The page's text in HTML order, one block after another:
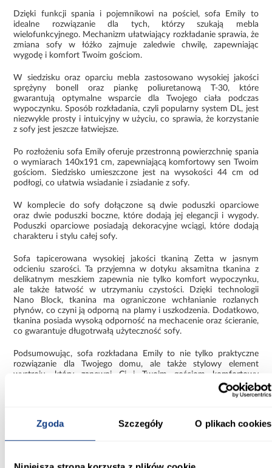
Zgoda Szczegóły O plikach cookies
Dzięki funkcji spania i pojemnikowi na pościel, sofa Emily to
idealne rozwiązanie dla tych, którzy szukają mebla
wielofunkcyjnego. Mechanizm ułatwiający rozkładanie sprawia, że
zmiana sofy w łóżko zajmuje zaledwie chwilę, zapewniając
wygodę i komfort Twoim gościom.
W siedzisku oraz oparciu mebla zastosowano wysokiej jakości
sprężyny bonell oraz piankę poliuretanową T-30, które
gwarantują optymalne wsparcie dla Twojego ciała podczas
wypoczynku. Sposób rozkładania, czyli popularny system DL, jest
niezwykle prosty i intuicyjny w użyciu, co sprawia, że korzystanie
z sofy jest jeszcze łatwiejsze.
Po rozłożeniu sofa Emily oferuje przestronną powierzchnię spania
o wymiarach 140x191 cm, zapewniającą komfortowy sen Twoim
gościom. Siedzisko umieszczone jest na wysokości 44 cm od
podłogi, co ułatwia wsiadanie i zsiadanie z sofy.
W komplecie do sofy dołączone są dwie poduszki oparciowe
oraz dwie poduszki boczne, które dodają jej elegancji i wygody.
Poduszki oparciowe posiadają dekoracyjne wciągi, które dodają
charakteru i stylu całej sofy.
Sofa tapicerowana wysokiej jakości tkaniną Zetta w jasnym
odcieniu szarości. Ta przyjemna w dotyku aksamitna tkanina z
delikatnym meszkiem zapewnia nie tylko komfort wypoczynku,
ale także łatwość w utrzymaniu czystości. Dzięki technologii
Nano Block, tkanina ma ograniczone wchłanianie rozlanych
płynów, co czyni ją odporną na plamy i uszkodzenia. Dodatkowo,
tkanina posiada wysoką odporność na mechacenie oraz ścieranie,
co gwarantuje długotrwałą użyteczność sofy.
Podsumowując, sofa rozkładana Emily to nie tylko praktyczne
rozwiązanie dla Twojego domu, ale także stylowy element
wystroju, który zapewni Ci i Twoim gościom komfortowy
192.00